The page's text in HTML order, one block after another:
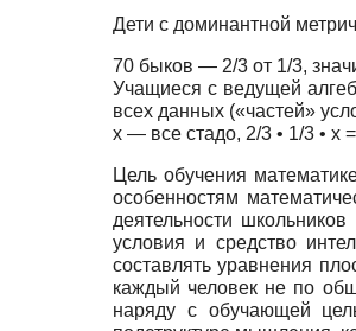
Дети с доминантной
70 быков — 2/3 от 1/3,
Учащиеся с ведущей
всех данных («частей»
х — все стадо, 2/3 • 1/3 • х
Цель обучения
особенностям
деятельности
условия и средство
составлять уравнения
каждый человек не по
наряду с обучающей